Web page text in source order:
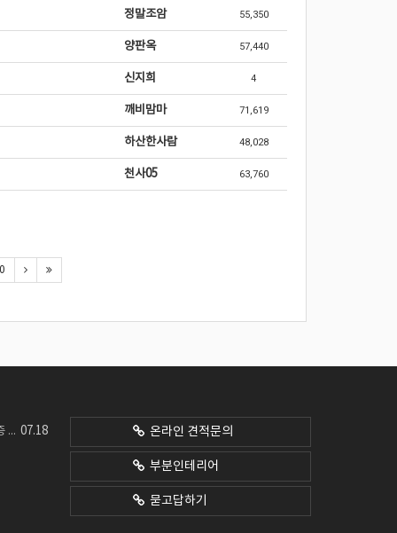
정말조암 55,350
양판옥 57,440
신지희 4
깨비맘마 71,619
하산한사람 48,028
천사05 63,760
07.18 온라인 견적문의
부분인테리어
묻고답하기